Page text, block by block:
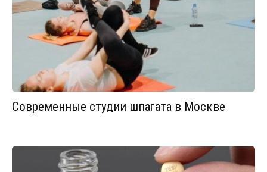
Современные студии шпагата в Москве